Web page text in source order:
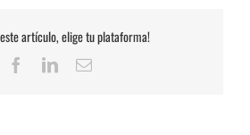
artículo, elige tu plataforma!
Facebook
LinkedInCorreo